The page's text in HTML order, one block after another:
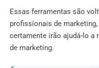
Essas ferramentas são
profissionais de
certamente irão ajudá-lo a
de marketing.